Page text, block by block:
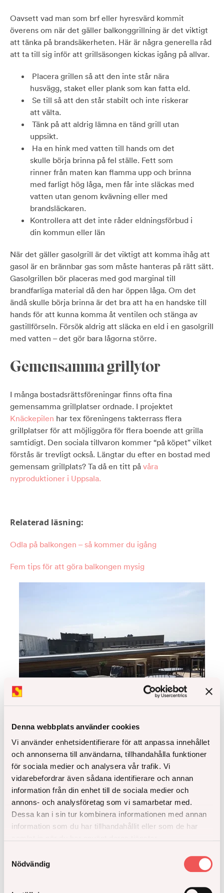
Denna webbplats använder cookies
Vi använder enhetsidentifierare för att anpassa innehållet
och annonserna till användarna, tillhandahålla funktioner
för sociala medier och analysera vår trafik. Vi
vidarebefordrar även sådana identifierare och annan
information från din enhet till de sociala medier och
annons- och analysföretag som vi samarbetar med.
Dessa kan i sin tur kombinera informationen med annan
information som du har tillhandahållit eller som de har
Nödvändig
Oavsett vad man som brf eller hyresvärd kommit
överens om när det gäller balkonggrillning är det viktigt
att tänka på brandsäkerheten. Här är några generella råd
att ta till sig inför att grillsäsongen kickas igång på allvar.
Placera grillen så att den inte står nära
husvägg, staket eller plank som kan fatta eld.
Se till så att den står stabilt och inte riskerar
att välta.
Tänk på att aldrig lämna en tänd grill utan
uppsikt.
Ha en hink med vatten till hands om det
skulle börja brinna på fel ställe. Fett som
rinner från maten kan flamma upp och brinna
med farligt hög låga, men får inte släckas med
vatten utan genom kvävning eller med
brandsläckaren.
Kontrollera att det inte råder eldningsförbud i
din kommun eller län
När det gäller gasolgrill är det viktigt att komma ihåg att
gasol är en brännbar gas som måste hanteras på rätt sätt.
Gasolgrillen bör placeras med god marginal till
brandfarliga material då den har öppen låga. Om det
ändå skulle börja brinna är det bra att ha en handske till
hands för att kunna komma åt ventilen och stänga av
gastillförseln. Försök aldrig att släcka en eld i en gasolgrill
med vatten – det gör bara lågorna större.
Gemensamma grillytor
I många bostadsrättsföreningar finns ofta fina
gemensamma grillplatser ordnade. I projektet
Knäckepilen har tex föreningens takterrass flera
grillplatser för att möjliggöra för flera boende att grilla
samtidigt. Den sociala tillvaron kommer “på köpet” vilket
förstås är trevligt också. Längtar du efter en bostad med
gemensam grillplats? Ta då en titt på våra
nyproduktioner i Uppsala.
Relaterad läsning:
Odla på balkongen – så kommer du igång
Fem tips för att göra balkongen mysig
Missa inga nyheter från